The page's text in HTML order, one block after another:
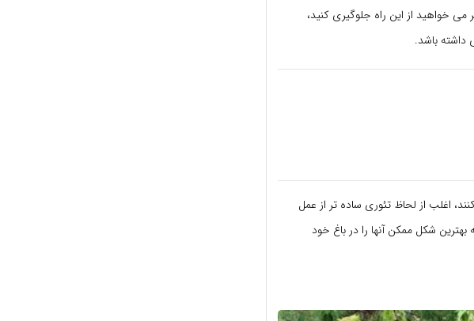
خواهید از این راه جلوگیری کنید،
باشد.
اغلب از لحاظ تئوری ساده تر از عمل
شکل ممکن آنها را در باغ خود